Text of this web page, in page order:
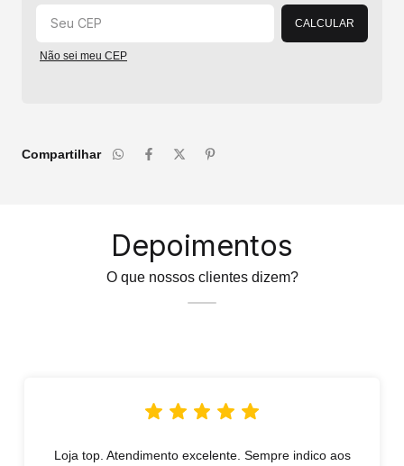
CALCULAR
Não sei meu CEP
Compartilhar
Depoimentos
O que nossos clientes dizem?
Loja top. Atendimento excelente. Sempre indico aos